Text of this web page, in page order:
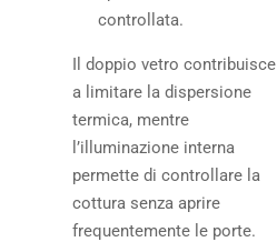
controllata.
Il doppio vetro contribuisce
a limitare la dispersione
termica, mentre
l’illuminazione interna
permette di controllare la
cottura senza aprire
frequentemente le porte.